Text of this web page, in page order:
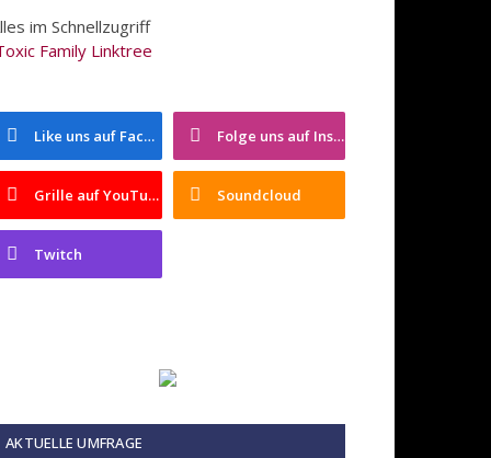
im Schnellzugriff
Family Linktree
Like uns auf Facebook Folge uns auf Instagram
Grille auf YouTube Soundcloud
Twitch
AKTUELLE UMFRAGE